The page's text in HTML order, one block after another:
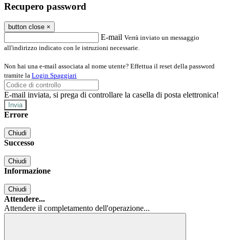
Recupero password
button close ×
E-mail Verrà inviato un messaggio
all'indirizzo indicato con le istruzioni necessarie.
Non hai una e-mail associata al nome utente? Effettua il reset della password
tramite la Login Spaggiari
E-mail inviata, si prega di controllare la casella di posta elettronica!
Errore
Chiudi
Successo
Chiudi
Informazione
Chiudi
Attendere...
Attendere il completamento dell'operazione...